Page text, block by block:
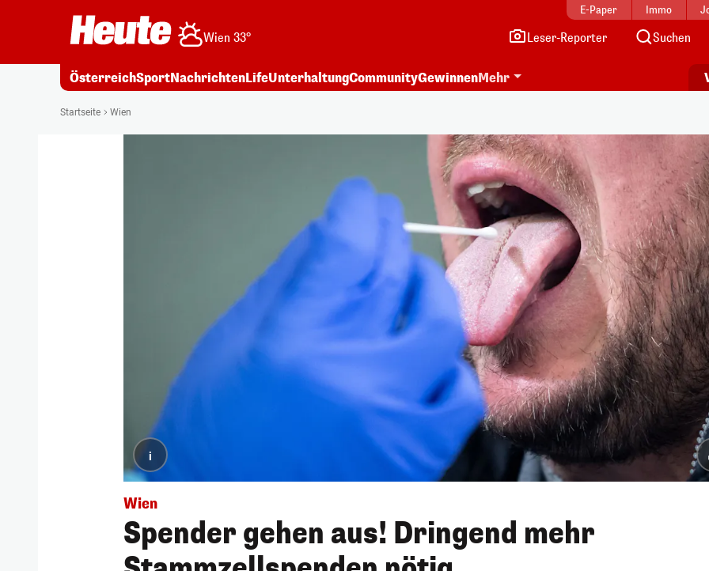
E-Paper Immo
Wien 33° Leser-Reporter Suchen
ÖsterreichSportNachrichtenLifeUnterhaltungCommunityGewinnenMehr
Startseite Wien
sind nur 3,2 Prozent der Menschen typisiert. Nun werden dringend neue"
i
Wien
Spender gehen aus! Dringend mehr